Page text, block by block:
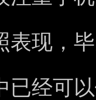
表现，
已经可